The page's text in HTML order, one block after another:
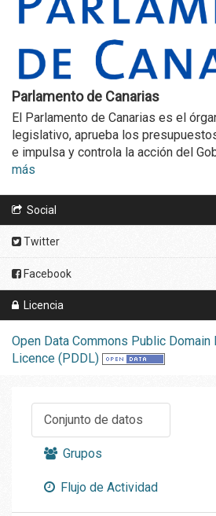
Parlamento de Canarias
El Parlamento de Canarias es el
legislativo, aprueba los
e impulsa y controla la acción del
más
Social
Twitter
Facebook
Licencia
Open Data Commons Public Domain
Licence (PDDL)
Conjunto de datos
Grupos
Flujo de Actividad